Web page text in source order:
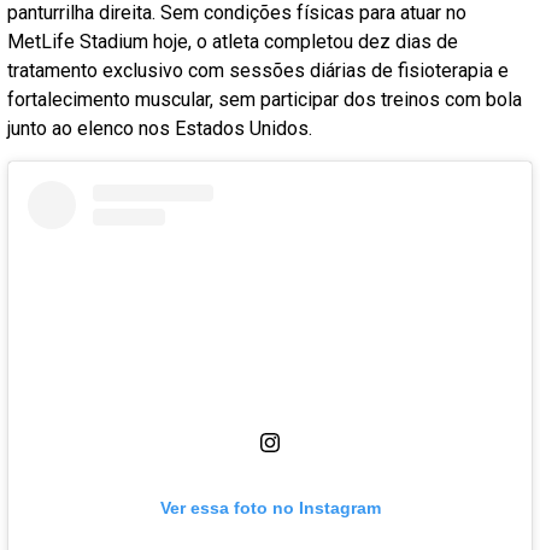
panturrilha direita. Sem condições físicas para atuar no
MetLife Stadium hoje, o atleta completou dez dias de
tratamento exclusivo com sessões diárias de fisioterapia e
fortalecimento muscular, sem participar dos treinos com bola
junto ao elenco nos Estados Unidos.
Ver essa foto no Instagram